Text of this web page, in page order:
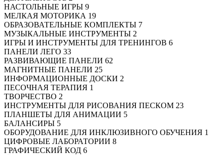
НАСТОЛЬНЫЕ ИГРЫ 9
МЕЛКАЯ МОТОРИКА 19
ОБРАЗОВАТЕЛЬНЫЕ КОМПЛЕКТЫ 7
МУЗЫКАЛЬНЫЕ ИНСТРУМЕНТЫ 2
ИГРЫ И ИНСТРУМЕНТЫ ДЛЯ ТРЕНИНГОВ 6
ПАНЕЛИ ЛЕГО 33
РАЗВИВАЮЩИЕ ПАНЕЛИ 62
МАГНИТНЫЕ ПАНЕЛИ 25
ИНФОРМАЦИОННЫЕ ДОСКИ 2
ПЕСОЧНАЯ ТЕРАПИЯ 1
ТВОРЧЕСТВО 2
ИНСТРУМЕНТЫ ДЛЯ РИСОВАНИЯ ПЕСКОМ 23
ПЛАНШЕТЫ ДЛЯ АНИМАЦИИ 5
БАЛАНСИРЫ 5
ОБОРУДОВАНИЕ ДЛЯ ИНКЛЮЗИВНОГО ОБУЧЕНИЯ 1
ЦИФРОВЫЕ ЛАБОРАТОРИИ 8
ГРАФИЧЕСКИЙ КОД 6